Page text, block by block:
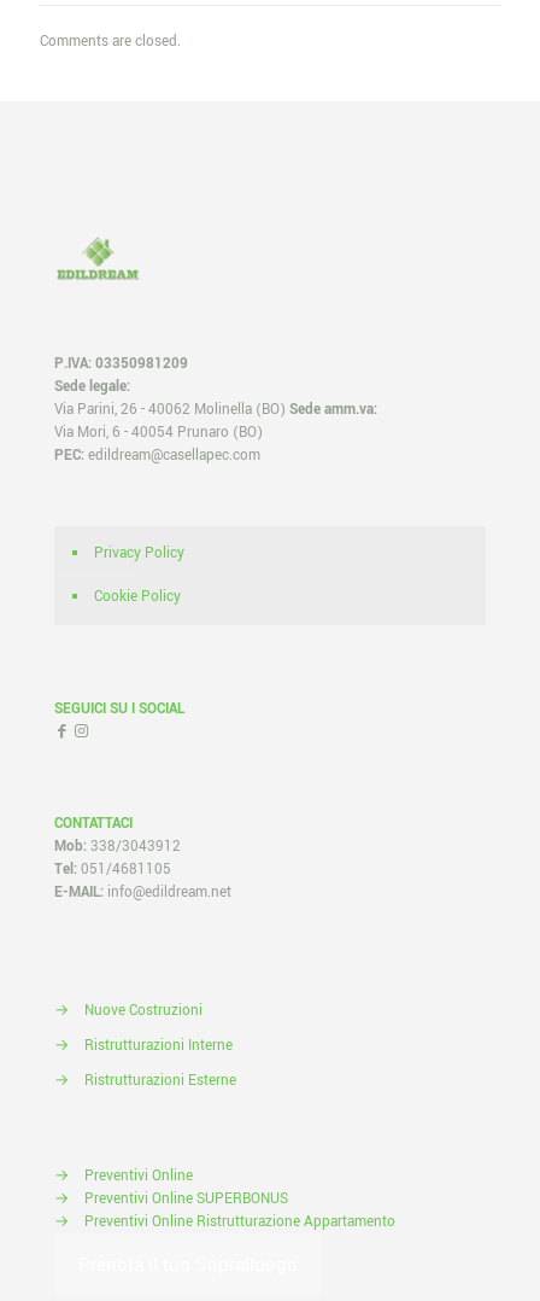
Comments are closed.
P.IVA: 03350981209
Sede legale:
Via Parini, 26 - 40062 Molinella (BO) Sede amm.va:
Via Mori, 6 - 40054 Prunaro (BO)
PEC: edildream@casellapec.com
Privacy Policy
Cookie Policy
SEGUICI SU I SOCIAL
CONTATTACI
Mob: 338/3043912
Tel: 051/4681105
E-MAIL: info@edildream.net
→
Nuove Costruzioni
→
Ristrutturazioni Interne
→
Ristrutturazioni Esterne
→
Preventivi Online
→
Preventivi Online SUPERBONUS
→
Preventivi Online Ristrutturazione Appartamento